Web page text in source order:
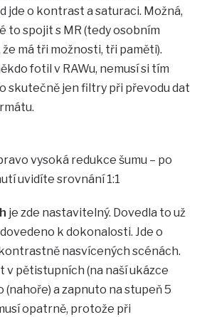
jde o kontrast a saturaci. Možná,
to spojit s MR (tedy osobním
má tři možnosti, tři paměti).
fotil v RAWu, nemusí si tím
skutečně jen filtry při převodu dat
vysoká redukce šumu – po
uvidíte srovnání 1:1
je zde nastavitelný. Dovedla to už
k dokonalosti. Jde o
nasvícených scénách.
v pětistupních (na naší ukázce
(nahoře) a zapnuto na stupeň 5
opatrně, protože při